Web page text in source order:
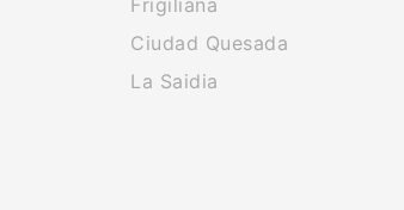
Frigiliana
Ciudad Quesada
La Saidia